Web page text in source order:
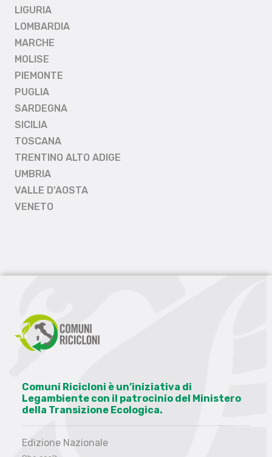
LIGURIA
LOMBARDIA
MARCHE
MOLISE
PIEMONTE
PUGLIA
SARDEGNA
SICILIA
TOSCANA
TRENTINO ALTO ADIGE
UMBRIA
VALLE D'AOSTA
VENETO
Comuni Ricicloni è un’iniziativa di
Legambiente con il patrocinio del Ministero
della Transizione Ecologica.
Edizione Nazionale